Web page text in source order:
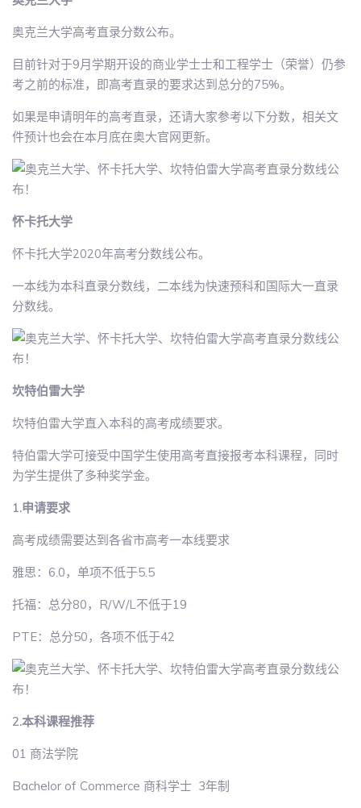
奥克兰大学高考直录分数公布。
目前针对于9月学期开设的商业学士士和工程学士（荣誉）仍参
考之前的标准，即高考直录的要求达到总分的75%。
如果是申请明年的高考直录，还请大家参考以下分数，相关文
件预计也会在本月底在奥大官网更新。
怀卡托大学
怀卡托大学2020年高考分数线公布。
一本线为本科直录分数线，二本线为快速预科和国际大一直录
分数线。
坎特伯雷大学
坎特伯雷大学直入本科的高考成绩要求。
特伯雷大学可接受中国学生使用高考直接报考本科课程，同时
为学生提供了多种奖学金。
1.申请要求
高考成绩需要达到各省市高考一本线要求
雅思：6.0，单项不低于5.5
托福：总分80，R/W/L不低于19
PTE：总分50，各项不低于42
2.本科课程推荐
01 商法学院
Bachelor of Commerce 商科学士 3年制